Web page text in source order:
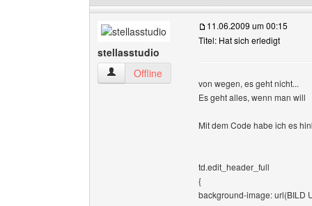
stellasstudio
stellasstudio Benutzer-Profile anzeigen
Offline
11.06.2009 um 00:15
Titel: Hat sich erledigt
von wegen, es geht nicht...
Es geht alles, wenn man will
Mit dem Code habe ich es
td.edit_header_full
{
background-image: url(BILD